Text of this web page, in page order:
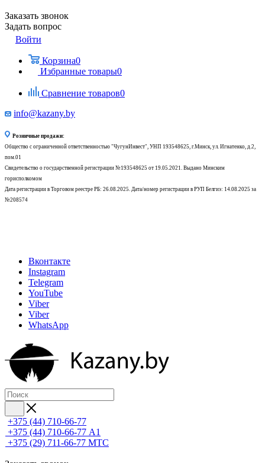
Заказать звонок
Задать вопрос
Войти
Корзина0
Избранные товары0
Сравнение товаров0
info@kazany.by
Розничные продажи:
Общество с ограниченной ответственностью "ЧугунИнвест", УНП 193548625, г.Минск, ул. Игнатенко, д.2,
пом.01
Свидетельство о государственной регистрации №193548625 от 19.05.2021. Выдано Минским
горисполкомом
Дата регистрации в Торговом реестре РБ: 26.08.2025. Дата/номер регистрации в РУП Белгиэ: 14.08.2025 за
№208574
Вконтакте
Instagram
Telegram
YouTube
Viber
Viber
WhatsApp
+375 (44) 710-66-77
+375 (44) 710-66-77 А1
+375 (29) 711-66-77 МТС